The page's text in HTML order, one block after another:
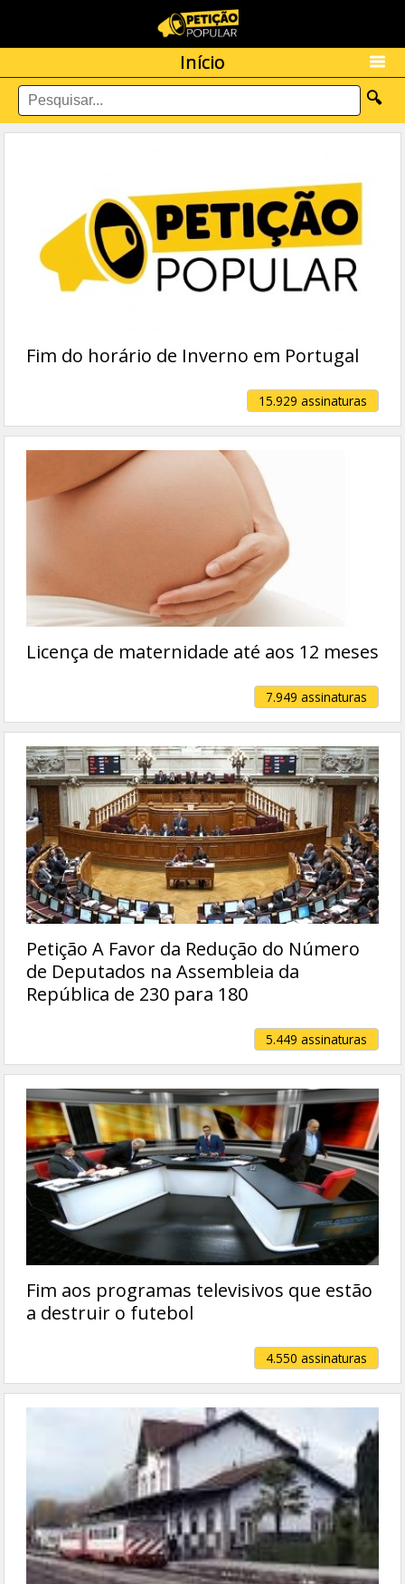
Início
🔍
Fim do horário de Inverno em Portugal
15.929 assinaturas
Licença de maternidade até aos 12 meses
7.949 assinaturas
Petição A Favor da Redução do Número
de Deputados na Assembleia da
República de 230 para 180
5.449 assinaturas
Fim aos programas televisivos que estão
a destruir o futebol
4.550 assinaturas